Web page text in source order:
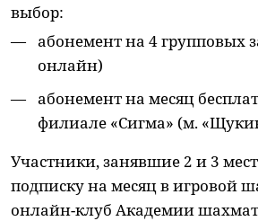
выбор:
абонемент на 4 групповых
онлайн)
абонемент на месяц
филиале «Сигма» (м.
Участники, занявшие 2 и 3
подписку на месяц в игровой
онлайн-клуб Академии